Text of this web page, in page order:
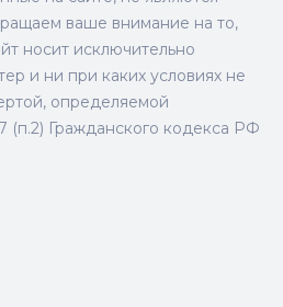
ваше внимание на то,
носит исключительно
и ни при каких условиях не
определяемой
(п.2) Гражданского кодекса РФ